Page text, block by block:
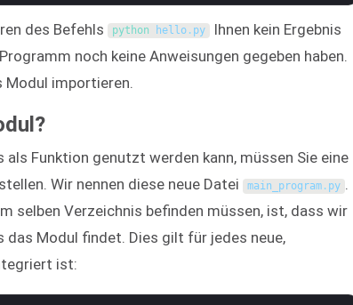
des Befehls python hello . py Ihnen kein Ergebnis
noch keine Anweisungen gegeben haben.
importieren.
als Funktion genutzt werden kann, müssen Sie eine
Wir nennen diese neue Datei main_program . py .
selben Verzeichnis befinden müssen, ist, dass wir
das Modul findet. Dies gilt für jedes neue,
ist: